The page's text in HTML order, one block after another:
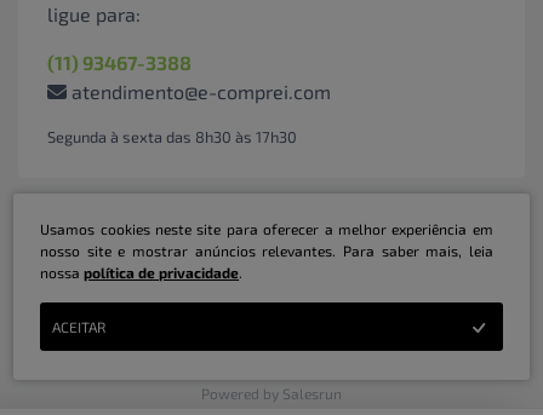
ligue para:
(11) 93467-3388
atendimento@e-comprei.com
Segunda à sexta das 8h30 às 17h30
Marketplace B2B Serviços Inteligentes Ltda | CNPJ: 31.415.786/0001-31 | ©
Powered by Salesrun
Usamos cookies neste site para oferecer a melhor experiência em
nosso site e mostrar anúncios relevantes. Para saber mais, leia
nossapolítica de privacidade.
ACEITAR